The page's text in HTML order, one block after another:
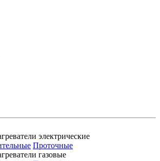
электрические
Проточные
газовые